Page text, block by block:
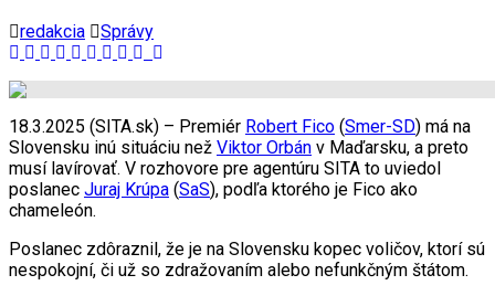
redakcia Správy
18.3.2025 (SITA.sk) – Premiér Robert Fico (Smer-SD) má na
Slovensku inú situáciu než Viktor Orbán v Maďarsku, a preto
musí lavírovať. V rozhovore pre agentúru SITA to uviedol
poslanec Juraj Krúpa (SaS), podľa ktorého je Fico ako
chameleón.
Poslanec zdôraznil, že je na Slovensku kopec voličov, ktorí sú
nespokojní, či už so zdražovaním alebo nefunkčným štátom.